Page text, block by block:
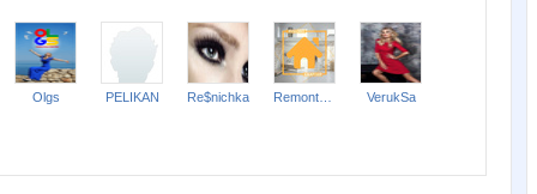
Olgs PELIKAN Re$nichka VerukSa